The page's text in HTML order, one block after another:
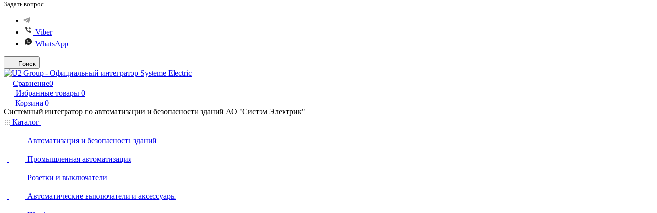
Задать вопрос
Viber
WhatsApp
Поиск
Сравнение0
Избранные товары 0
Корзина 0
Системный интегратор по автоматизации и безопасности зданий АО "Систэм Электрик"
Каталог
Автоматизация и безопасность зданий
Промышленная автоматизация
Розетки и выключатели
Автоматические выключатели и аксессуары